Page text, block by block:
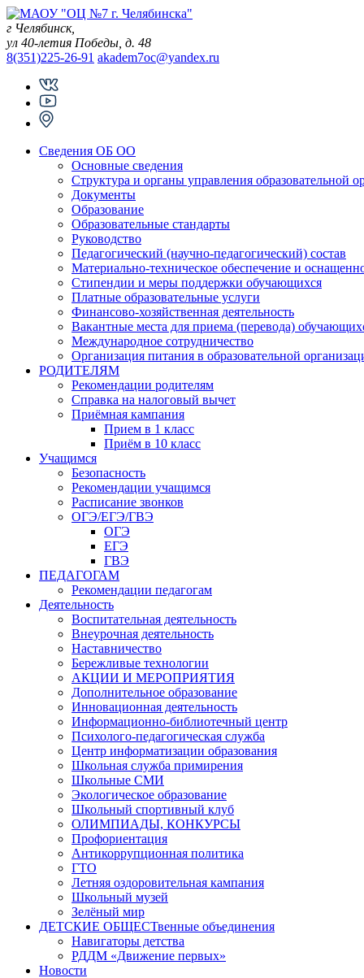
Skip
to
content
г Челябинск,
ул 40-летия Победы, д. 48
8(351)225-26-91 akadem7oc@yandex.ru
Сведения ОБ ОО
Основные сведения
Структура и органы управления образовательной
Документы
Образование
Образовательные стандарты
Руководство
Педагогический (научно-педагогический) состав
Материально-техническое обеспечение и
Стипендии и меры поддержки обучающихся
Платные образовательные услуги
Финансово-хозяйственная деятельность
Вакантные места для приема (перевода)
Международное сотрудничество
Организация питания в образовательной
РОДИТЕЛЯМ
Рекомендации родителям
Справка на налоговый вычет
Приёмная кампания
Прием в 1 класс
Приём в 10 класс
Учащимся
Безопасность
Рекомендации учащимся
Расписание звонков
ОГЭ/ЕГЭ/ГВЭ
ОГЭ
ЕГЭ
ГВЭ
ПЕДАГОГАМ
Рекомендации педагогам
Деятельность
Воспитательная деятельность
Внеурочная деятельность
Наставничество
Бережливые технологии
АКЦИИ И МЕРОПРИЯТИЯ
Дополнительное образование
Инновационная деятельность
Информационно-библиотечный центр
Психолого-педагогическая служба
Центр информатизации образования
Школьная служба примирения
Школьные СМИ
Экологическое образование
Школьный спортивный клуб
ОЛИМПИАДЫ, КОНКУРСЫ
Профориентация
Антикоррупционная политика
ГТО
Летняя оздоровительная кампания
Школьный музей
Зелёный мир
ДЕТСКИЕ ОБЩЕСТвенные объединения
Навигаторы детства
РДДМ «Движение первых»
Новости